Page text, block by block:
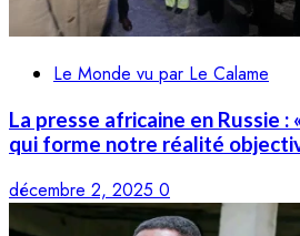
Le Monde vu par Le Calame
La presse africaine en Russie :
qui forme notre réalité
décembre 2, 2025 0